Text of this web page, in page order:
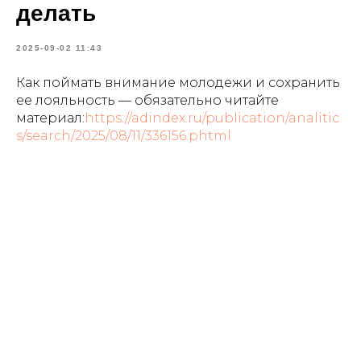
делать
2025-09-02 11:43
Как поймать внимание молодежи и сохранить
ее лояльность — обязательно читайте
материал: https://adindex.ru/publication/analitic
s/search/2025/08/11/336156.phtml